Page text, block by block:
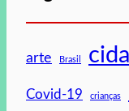
arte Brasil
Covid-19 crianças